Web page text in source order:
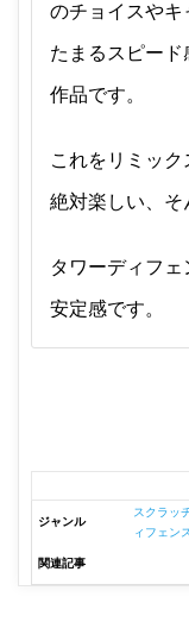
のチョイスや
たまるスピー
作品です。
これをリミッ
絶対楽しい、そ
タワーディフ
安定感です。
ジャンル
スクラッ
ィフェン
関連記事